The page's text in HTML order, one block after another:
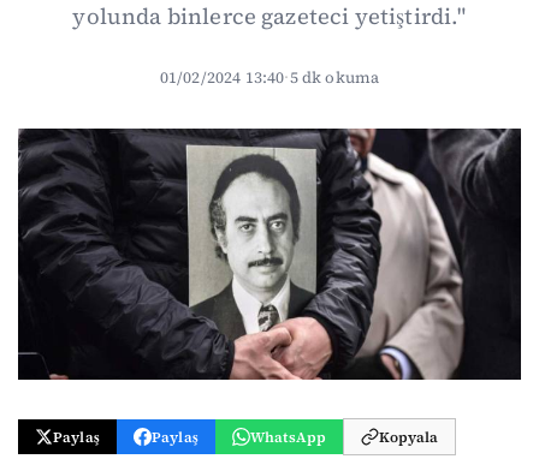
yolunda binlerce gazeteci yetiştirdi."
01/02/2024 13:40·5 dk okuma
Paylaş Paylaş WhatsApp Kopyala